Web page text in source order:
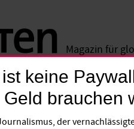
Magazin für
Armee
keine
brauchen
der